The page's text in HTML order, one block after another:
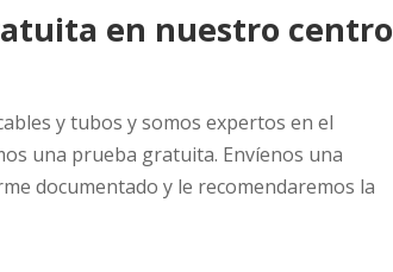
en nuestro centro
y tubos y somos expertos en el
una prueba gratuita. Envíenos una
documentado y le recomendaremos la